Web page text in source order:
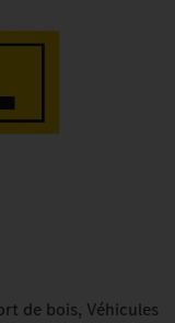
de bois, Véhicules